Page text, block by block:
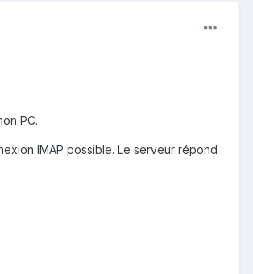
PC.
IMAP possible. Le serveur répond